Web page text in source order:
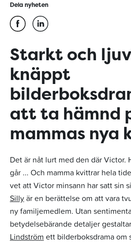
Dela nyheten
Starkt och
knäppt
att ta hämnd
mammas nya
Det är nåt lurt med den där Victor.
går ... Och mamma kvittrar hela
vet att Victor minsann har satt sin
Sillyär en berättelse om att vara
ny familjemedlem. Utan
betydelsebärande detaljer gestaltar
Lindström ett bilderboksdrama om